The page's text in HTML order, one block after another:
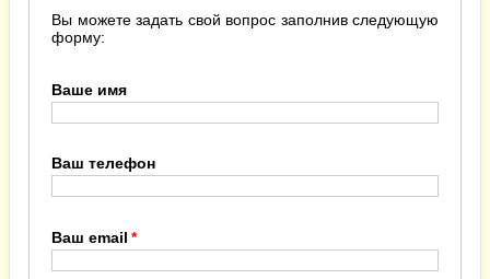
Вы можете задать свой вопрос заполнив следующую
форму:
Ваше имя
Ваш телефон
Ваш email